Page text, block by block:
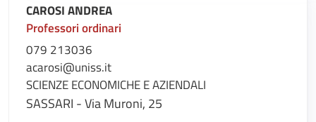
CAROSI ANDREA
Professori ordinari
079 213036
acarosi@uniss.it
SCIENZE ECONOMICHE E AZIENDALI
SASSARI - Via Muroni, 25